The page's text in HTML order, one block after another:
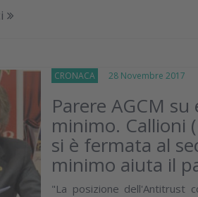
CRONACA 28 Novembre 2017
Parere AGCM
minimo. Callioni
si è fermata al
minimo aiuta il
"La posizione dell'Antitrust